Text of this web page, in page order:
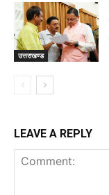
उत्तराखण्ड
LEAVE A REPLY